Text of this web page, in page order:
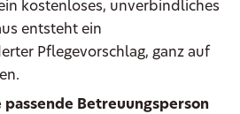
kostenloses, unverbindliches
entsteht ein
Pflegevorschlag, ganz auf
Betreuungsperson